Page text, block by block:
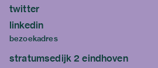
twitter
linkedin
bezoekadres
stratumsedijk 2 eindhoven